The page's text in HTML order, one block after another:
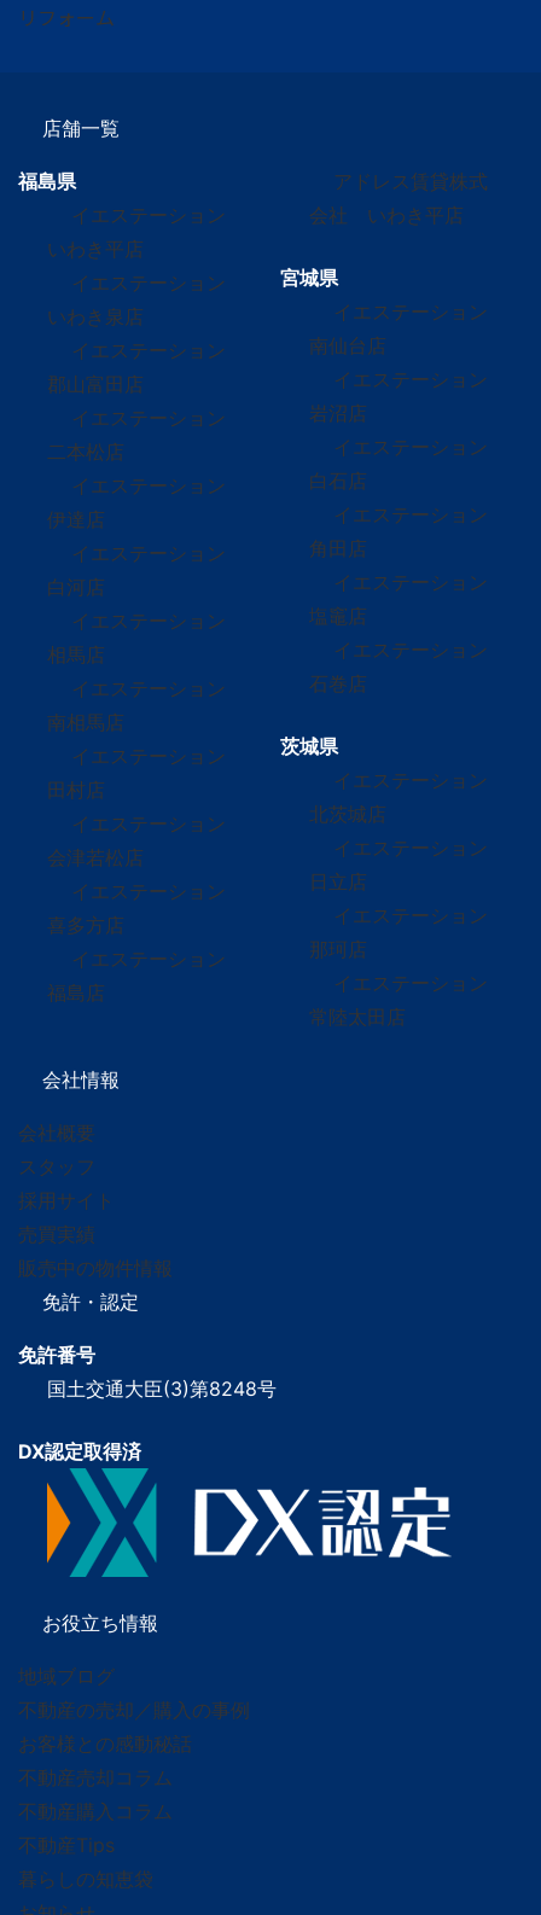
リフォーム
店舗一覧
福島県
イエステーション
いわき平店
イエステーション
いわき泉店
イエステーション
郡山富田店
イエステーション
二本松店
イエステーション
伊達店
イエステーション
白河店
イエステーション
相馬店
イエステーション
南相馬店
イエステーション
田村店
イエステーション
会津若松店
イエステーション
喜多方店
イエステーション
福島店
アドレス賃貸株式
会社 いわき平店
宮城県
イエステーション
南仙台店
イエステーション
岩沼店
イエステーション
白石店
イエステーション
角田店
イエステーション
塩竈店
イエステーション
石巻店
茨城県
イエステーション
北茨城店
イエステーション
日立店
イエステーション
那珂店
イエステーション
常陸太田店
会社情報
会社概要
スタッフ
採用サイト
売買実績
販売中の物件情報
免許・認定
免許番号
国土交通大臣(3)第8248号
DX認定取得済
お役立ち情報
地域ブログ
不動産の売却／購入の事例
お客様との感動秘話
不動産売却コラム
不動産購入コラム
不動産Tips
暮らしの知恵袋